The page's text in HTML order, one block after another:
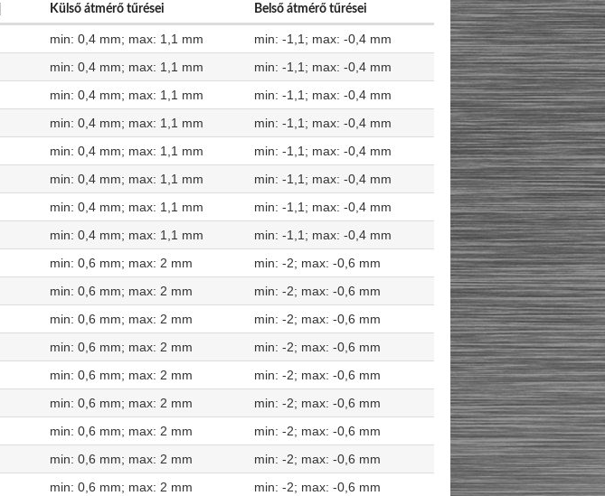
Külső átmérő tűrései Belső átmérő tűrései
min: 0,4 mm; max: 1,1 mm
min: -1,1; max: -0,4 mm
min: 0,4 mm; max: 1,1 mm
min: -1,1; max: -0,4 mm
min: 0,4 mm; max: 1,1 mm
min: -1,1; max: -0,4 mm
min: 0,4 mm; max: 1,1 mm
min: -1,1; max: -0,4 mm
min: 0,4 mm; max: 1,1 mm
min: -1,1; max: -0,4 mm
min: 0,4 mm; max: 1,1 mm
min: -1,1; max: -0,4 mm
min: 0,4 mm; max: 1,1 mm
min: -1,1; max: -0,4 mm
min: 0,4 mm; max: 1,1 mm
min: -1,1; max: -0,4 mm
min: 0,6 mm; max: 2 mm
min: -2; max: -0,6 mm
min: 0,6 mm; max: 2 mm
min: -2; max: -0,6 mm
min: 0,6 mm; max: 2 mm
min: -2; max: -0,6 mm
min: 0,6 mm; max: 2 mm
min: -2; max: -0,6 mm
min: 0,6 mm; max: 2 mm
min: -2; max: -0,6 mm
min: 0,6 mm; max: 2 mm
min: -2; max: -0,6 mm
min: 0,6 mm; max: 2 mm
min: -2; max: -0,6 mm
min: 0,6 mm; max: 2 mm
min: -2; max: -0,6 mm
min: 0,6 mm; max: 2 mm
min: -2; max: -0,6 mm